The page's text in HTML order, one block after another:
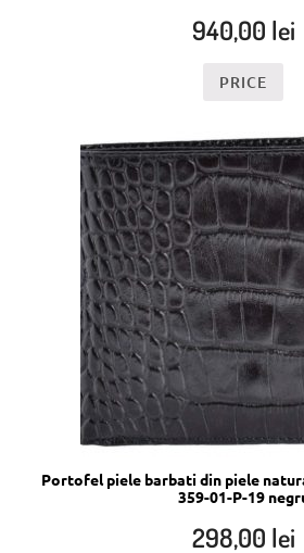
940,00 lei
PRICE
Portofel piele barbati din piele
359-01-P-19
298,00 lei